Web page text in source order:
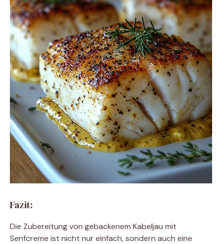
Fazit:
Die Zubereitung von gebackenem Kabeljau mit
Senfcreme ist nicht nur einfach, sondern auch eine